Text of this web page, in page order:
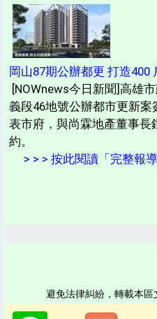
岡山87期公辦都更 打造400
[NOWnews今日新聞]高雄
義段46地號公辦都市更新
表市府，與尚霖地產董事長
約。
> > > 按此閱讀「完整報導
避免法律糾紛，轉載本區